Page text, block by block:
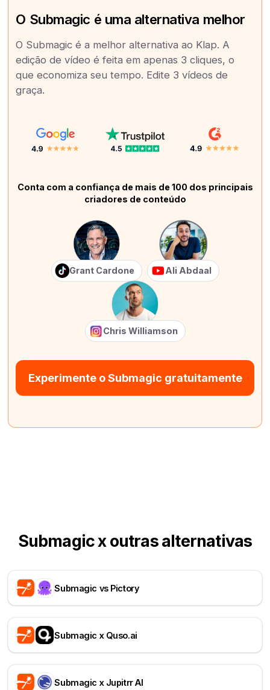
O Submagic é uma alternativa melhor
O Submagic é a melhor alternativa ao Klap. A
edição de vídeo é feita em apenas 3 cliques, o
que economiza seu tempo. Edite 3 vídeos de
graça.
Conta com a confiança de mais de 100 dos principais
criadores de conteúdo
Grant Cardone Ali Abdaal
Chris Williamson
Experimente o Submagic gratuitamente
Submagic x outras alternativas
Submagic vs Pictory
Submagic x Quso.ai
Submagic x Jupitrr AI